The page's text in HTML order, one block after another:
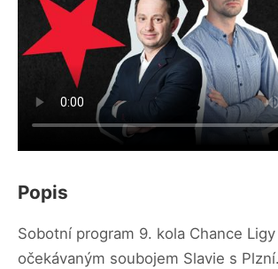
Popis
Sobotní program 9. kola Chance
očekávaným soubojem Slavie s